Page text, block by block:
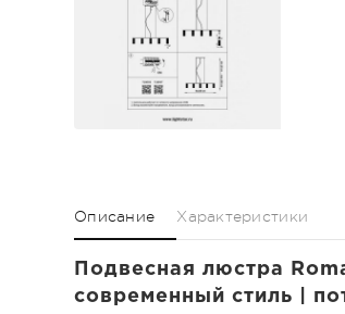
Описание Характеристики
Подвесная люстра
современный стиль |